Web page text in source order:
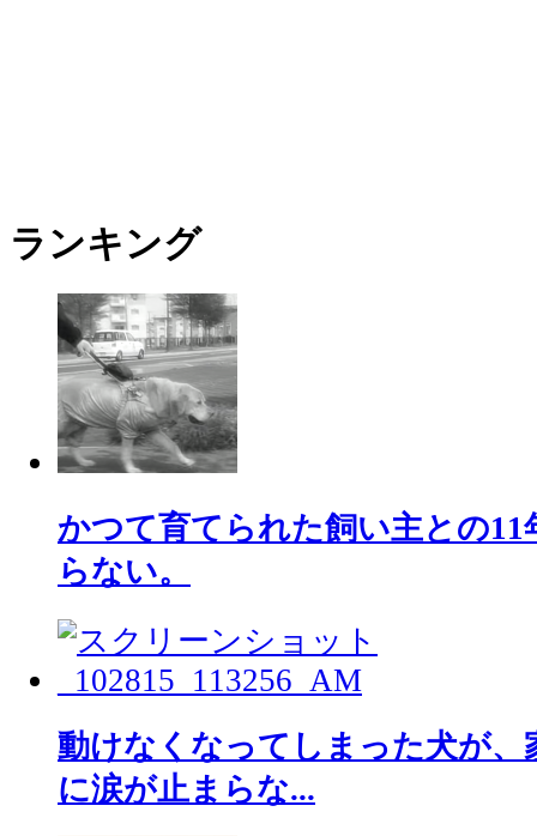
ランキング
かつて育てられた飼い主との
らない。
動けなくなってしまった犬が
に涙が止まらな...